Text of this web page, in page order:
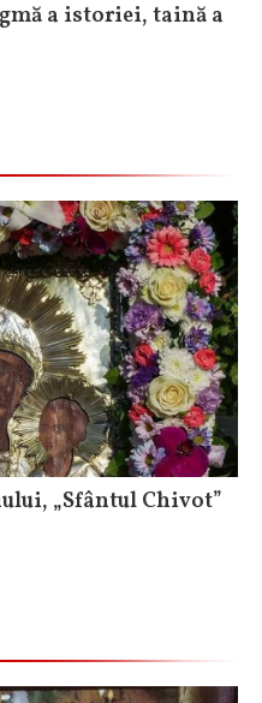
a istoriei, taină a
„Sfântul Chivot”